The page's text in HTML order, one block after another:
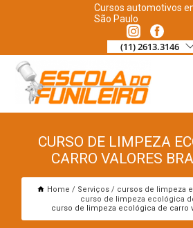
Cursos automotivos
São Paulo
(11) 2613.3146
CURSO DE LIMPEZA
CARRO VALORES
Home Serviços
cursos de limpeza
curso de limpeza ecológica
curso de limpeza ecológica de carro